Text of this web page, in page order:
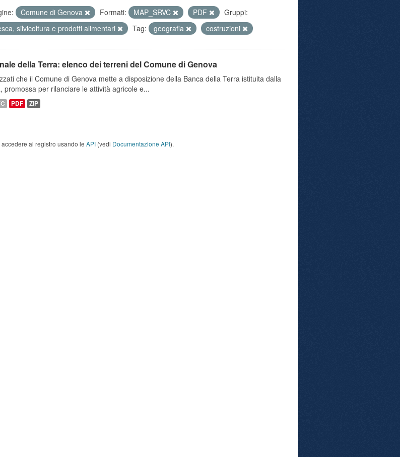
Comune di Genova Formati: MAP_SRVC PDF
Gruppi:
silvicoltura e prodotti alimentari
Tag: geografia costruzioni
della Terra: elenco dei terreni del Comune di Genova
che il Comune di Genova mette a disposizione della Banca della Terra istituita dalla
promossa per rilanciare le attività agricole e...
PDF ZIP
al registro usando le API (vedi Documentazione API).